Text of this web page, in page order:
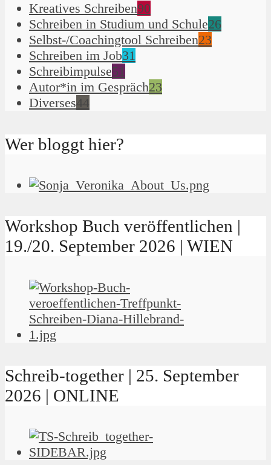
Kreatives Schreiben90
Schreiben in Studium und Schule26
Selbst-/Coachingtool Schreiben23
Schreiben im Job31
Schreibimpulse51
Autor*in im Gespräch23
Diverses44
Wer bloggt hier?
Workshop Buch veröffentlichen |
19./20. September 2026 | WIEN
Schreib-together | 25. September
2026 | ONLINE